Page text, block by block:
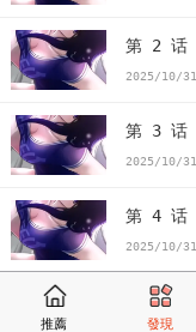
第 2 话
2025/10/31
第 3 话
2025/10/31
第 4 话
2025/10/31
第 5 话
推薦 發現